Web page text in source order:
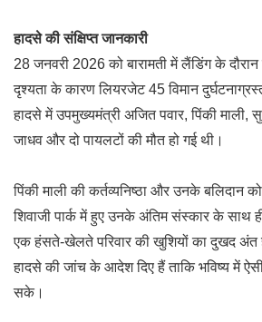
हादसे की संक्षिप्त जानकारी
28 जनवरी 2026 को बारामती में लैंडिंग के
दृश्यता के कारण लियरजेट 45 विमान
हादसे में उपमुख्यमंत्री अजित पवार, पिंकी माली,
जाधव और दो पायलटों की मौत हो गई थी।
पिंकी माली की कर्तव्यनिष्ठा और उनके बलिदान
शिवाजी पार्क में हुए उनके अंतिम संस्कार के
एक हंसते-खेलते परिवार की खुशियों का दुखद अंत
हादसे की जांच के आदेश दिए हैं ताकि भविष्य में
सके।